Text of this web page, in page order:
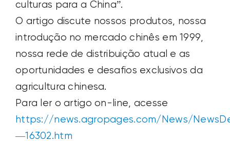
culturas para a China”.
O artigo discute nossos produtos, nossa
introdução no mercado chinês em 1999,
nossa rede de distribuição atual e as
oportunidades e desafios exclusivos da
agricultura chinesa.
Para ler o artigo on-line, acesse
https://news.agropages.com/News/
—16302.htm